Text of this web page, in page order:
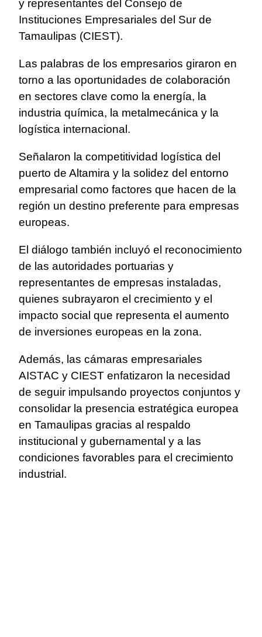
y representantes del Consejo de
Instituciones Empresariales del Sur de
Tamaulipas (CIEST).
Las palabras de los empresarios giraron en
torno a las oportunidades de colaboración
en sectores clave como la energía, la
industria química, la metalmecánica y la
logística internacional.
Señalaron la competitividad logística del
puerto de Altamira y la solidez del entorno
empresarial como factores que hacen de la
región un destino preferente para empresas
europeas.
El diálogo también incluyó el reconocimiento
de las autoridades portuarias y
representantes de empresas instaladas,
quienes subrayaron el crecimiento y el
impacto social que representa el aumento
de inversiones europeas en la zona.
Además, las cámaras empresariales
AISTAC y CIEST enfatizaron la necesidad
de seguir impulsando proyectos conjuntos y
consolidar la presencia estratégica europea
en Tamaulipas gracias al respaldo
institucional y gubernamental y a las
condiciones favorables para el crecimiento
industrial.